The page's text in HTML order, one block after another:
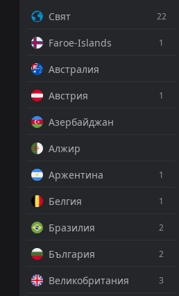
Свят 22
Faroe-Islands 1
Австралия
Австрия
1
Азербайджан
Алжир
Аржентина
1
Белгия 1
Бразилия 2
България 2
Великобритания 3